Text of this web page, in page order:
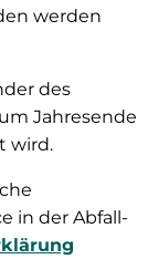
werden
des
Jahresende
wird.
in der Abfall-